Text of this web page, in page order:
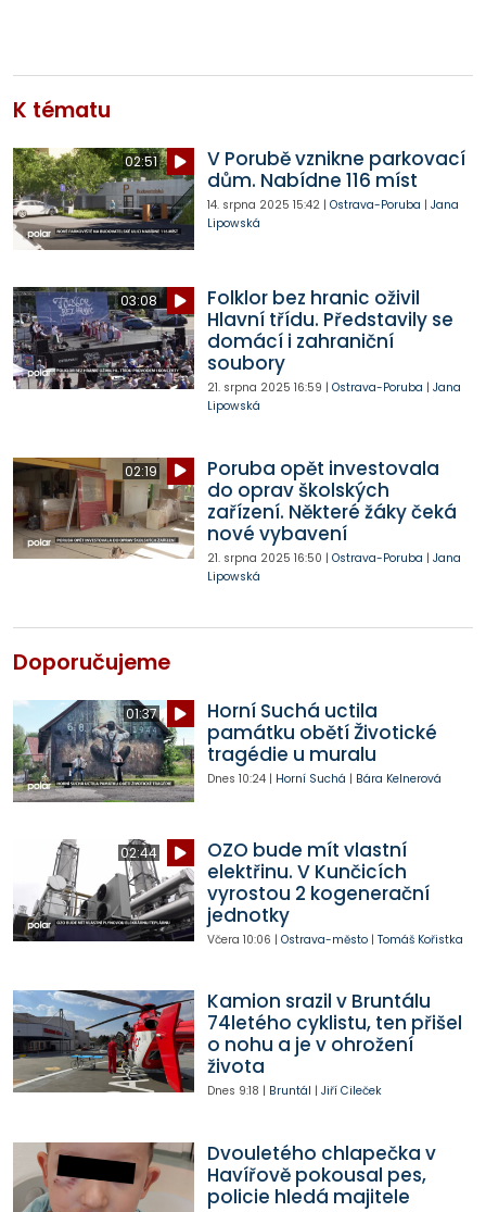
K tématu
02:51
V Porubě vznikne parkovací
dům. Nabídne 116 míst
14. srpna 2025 15:42| Ostrava-Poruba | Jana
Lipowská
03:08
Folklor bez hranic oživil
Hlavní třídu. Představily se
domácí i zahraniční
soubory
21. srpna 2025 16:59 | Ostrava-Poruba | Jana
Lipowská
02:19
Poruba opět investovala
do oprav školských
zařízení. Některé žáky čeká
nové vybavení
21. srpna 2025 16:50 | Ostrava-Poruba | Jana
Lipowská
Doporučujeme
01:37
Horní Suchá uctila
památku obětí Životické
tragédie u muralu
Dnes 10:24| Horní Suchá | Bára Kelnerová
02:44
OZO bude mít vlastní
elektřinu. V Kunčicích
vyrostou 2 kogenerační
jednotky
Včera 10:06 | Ostrava-město| Tomáš Kořistka
Kamion srazil v Bruntálu
74letého cyklistu, ten přišel
o nohu a je v ohrožení
života
Dnes 9:18 | Bruntál | Jiří Cileček
Dvouletého chlapečka v
Havířově pokousal pes,
policie hledá majitele